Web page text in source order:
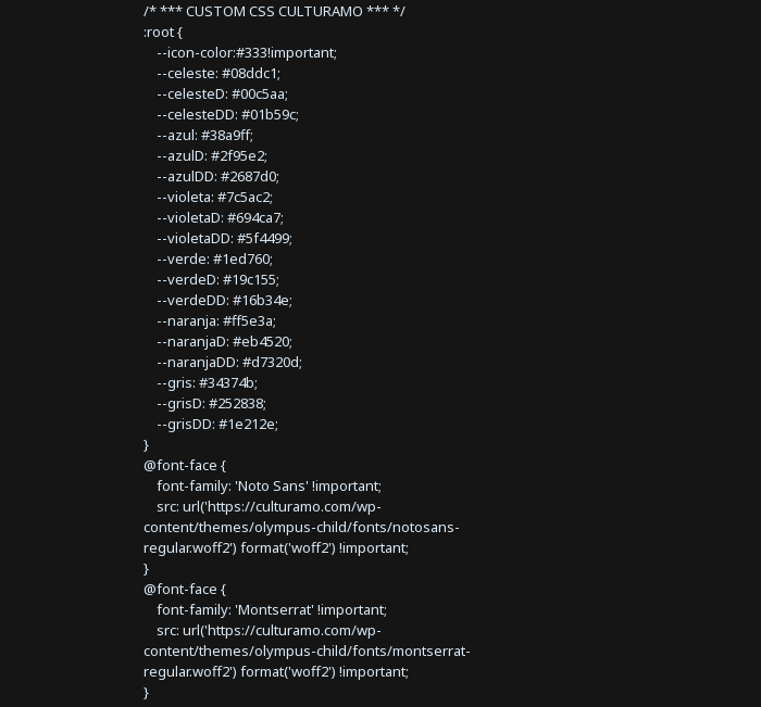
/* *** CUSTOM CSS CULTURAMO *** */
:root {
--icon-color:#333!important;
--celeste: #08ddc1;
--celesteD: #00c5aa;
--celesteDD: #01b59c;
--azul: #38a9ff;
--azulD: #2f95e2;
--azulDD: #2687d0;
--violeta: #7c5ac2;
--violetaD: #694ca7;
--violetaDD: #5f4499;
--verde: #1ed760;
--verdeD: #19c155;
--verdeDD: #16b34e;
--naranja: #ff5e3a;
--naranjaD: #eb4520;
--naranjaDD: #d7320d;
--gris: #34374b;
--grisD: #252838;
--grisDD: #1e212e;
}
@font-face {
font-family: 'Noto Sans' !important;
src: url('https://culturamo.com/wp-
content/themes/olympus-child/fonts/notosans-
regular.woff2') format('woff2') !important;
}
@font-face {
font-family: 'Montserrat' !important;
src: url('https://culturamo.com/wp-
content/themes/olympus-child/fonts/montserrat-
regular.woff2') format('woff2') !important;
}